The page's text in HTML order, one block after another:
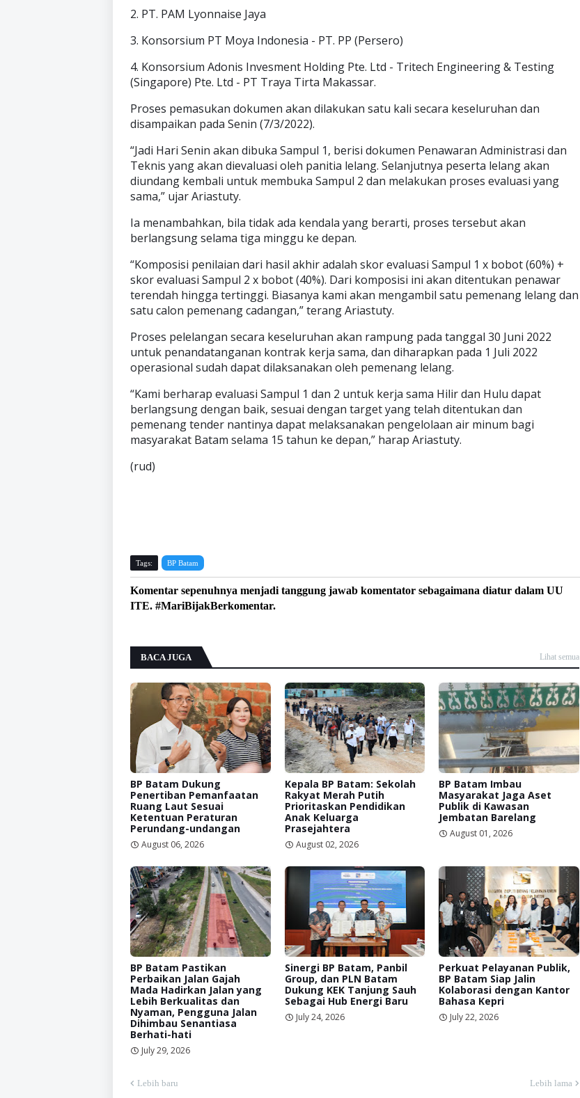
2. PT. PAM Lyonnaise Jaya
3. Konsorsium PT Moya Indonesia - PT. PP (Persero)
4. Konsorsium Adonis Invesment Holding Pte. Ltd - Tritech Engineering & Testing
(Singapore) Pte. Ltd - PT Traya Tirta Makassar.
Proses pemasukan dokumen akan dilakukan satu kali secara keseluruhan dan
disampaikan pada Senin (7/3/2022).
“Jadi Hari Senin akan dibuka Sampul 1, berisi dokumen Penawaran Administrasi dan
Teknis yang akan dievaluasi oleh panitia lelang. Selanjutnya peserta lelang akan
diundang kembali untuk membuka Sampul 2 dan melakukan proses evaluasi yang
sama,” ujar Ariastuty.
Ia menambahkan, bila tidak ada kendala yang berarti, proses tersebut akan
berlangsung selama tiga minggu ke depan.
“Komposisi penilaian dari hasil akhir adalah skor evaluasi Sampul 1 x bobot (60%) +
skor evaluasi Sampul 2 x bobot (40%). Dari komposisi ini akan ditentukan penawar
terendah hingga tertinggi. Biasanya kami akan mengambil satu pemenang lelang dan
satu calon pemenang cadangan,” terang Ariastuty.
Proses pelelangan secara keseluruhan akan rampung pada tanggal 30 Juni 2022
untuk penandatanganan kontrak kerja sama, dan diharapkan pada 1 Juli 2022
operasional sudah dapat dilaksanakan oleh pemenang lelang.
“Kami berharap evaluasi Sampul 1 dan 2 untuk kerja sama Hilir dan Hulu dapat
berlangsung dengan baik, sesuai dengan target yang telah ditentukan dan
pemenang tender nantinya dapat melaksanakan pengelolaan air minum bagi
masyarakat Batam selama 15 tahun ke depan,” harap Ariastuty.
(rud)
Tags: BP Batam
Komentar sepenuhnya menjadi tanggung jawab komentator sebagaimana diatur dalam UU
ITE. #MariBijakBerkomentar.
BACA JUGA Lihat semua
BP Batam Dukung
Penertiban Pemanfaatan
Ruang Laut Sesuai
Ketentuan Peraturan
Perundang-undangan
August 06, 2026
Kepala BP Batam: Sekolah
Rakyat Merah Putih
Prioritaskan Pendidikan
Anak Keluarga
Prasejahtera
August 02, 2026
BP Batam Imbau
Masyarakat Jaga Aset
Publik di Kawasan
Jembatan Barelang
August 01, 2026
BP Batam Pastikan
Perbaikan Jalan Gajah
Mada Hadirkan Jalan yang
Lebih Berkualitas dan
Nyaman, Pengguna Jalan
Dihimbau Senantiasa
Berhati-hati
July 29, 2026
Sinergi BP Batam, Panbil
Group, dan PLN Batam
Dukung KEK Tanjung Sauh
Sebagai Hub Energi Baru
July 24, 2026
Perkuat Pelayanan Publik,
BP Batam Siap Jalin
Kolaborasi dengan Kantor
Bahasa Kepri
July 22, 2026
Lebih baru Lebih lama